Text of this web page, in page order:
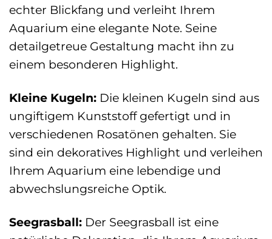
echter Blickfang und verleiht Ihrem
Aquarium eine elegante Note. Seine
detailgetreue Gestaltung macht ihn zu
einem besonderen Highlight.
Kleine Kugeln: Die kleinen Kugeln sind aus
ungiftigem Kunststoff gefertigt und in
verschiedenen Rosatönen gehalten. Sie
sind ein dekoratives Highlight und verleihen
Ihrem Aquarium eine lebendige und
abwechslungsreiche Optik.
Seegrasball: Der Seegrasball ist eine